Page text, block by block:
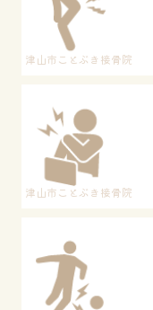
津山市ことぶき接骨院
津山市ことぶき接骨院